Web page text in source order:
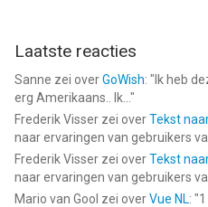
Laatste reacties
Sanne zei overGoWish: " Ik heb
erg Amerikaans.. Ik... "
Frederik Visser zei overTekst
naar ervaringen van gebruikers
Frederik Visser zei overTekst
naar ervaringen van gebruikers
Mario van Gool zei overVue NL: "